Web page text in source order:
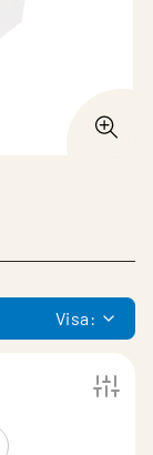
Visa:
Filtrera